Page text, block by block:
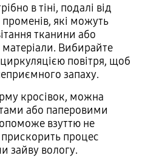
в тіні, подалі від
які можуть
тканини або
матеріали. Вибирайте
повітря, щоб
запаху.
кросівок, можна
або паперовими
взуттю не
процес
зайву вологу.